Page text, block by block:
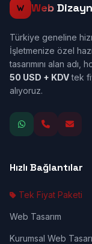
Web Dizayn
Türkiye geneline
İşletmenize özel
tasarımını alan adı,
50 USD + KDVtek
alıyoruz.
Hızlı Bağlantılar
Tek Fiyat Paketi
Web Tasarım
Kurumsal Web